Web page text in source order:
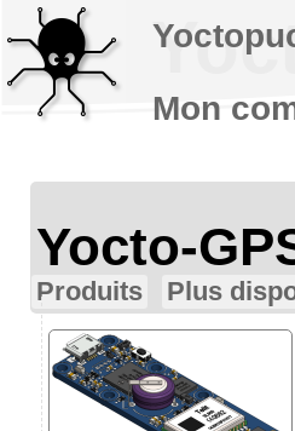
Yocto-
Produits
Plus
Mon